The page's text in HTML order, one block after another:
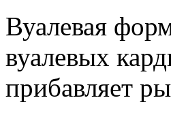
Вуалевая
вуалевых
прибавляет